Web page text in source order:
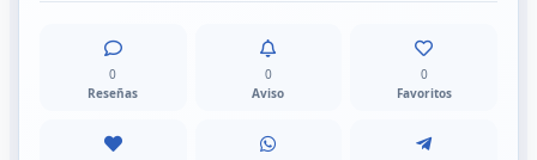
0
Reseñas
0
Aviso
0
Favoritos